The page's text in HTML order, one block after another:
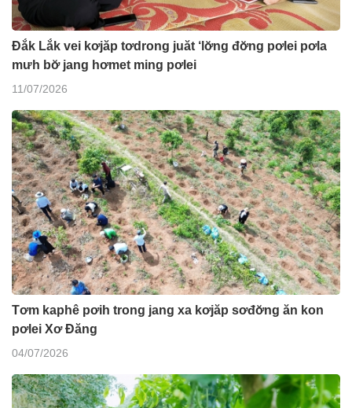
Đắk Lắk vei kơjăp tơdrong juăt ‘lơ̆ng đơ̆ng pơlei pơla
mưh bơ̆ jang hơmet ming pơlei
11/07/2026
Tơm kaphê pơih trong jang xa kơjăp sơđơ̆ng ăn kon
pơlei Xơ Đăng
04/07/2026